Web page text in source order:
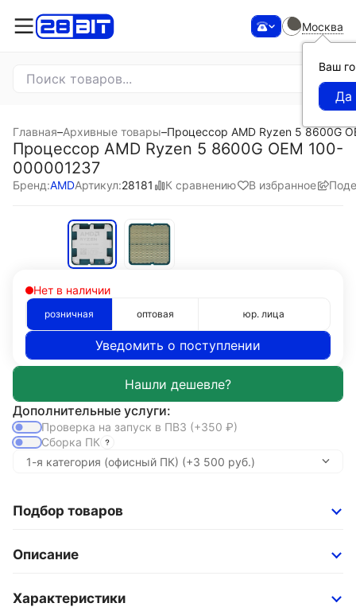
Москва
Ваш
Главная–Архивные товары–Процессор AMD Ryzen 5 8600G
Процессор AMD Ryzen 5 8600G OEM 100-
000001237
Бренд:AMDАртикул:28181 К сравнению В избранное
Нет в наличии
розничная оптовая юр. лица
Уведомить о поступлении
Дополнительные услуги:
Проверка на запуск в ПВЗ (+350 ₽)
Сборка ПК
Подбор товаров
Описание
Характеристики